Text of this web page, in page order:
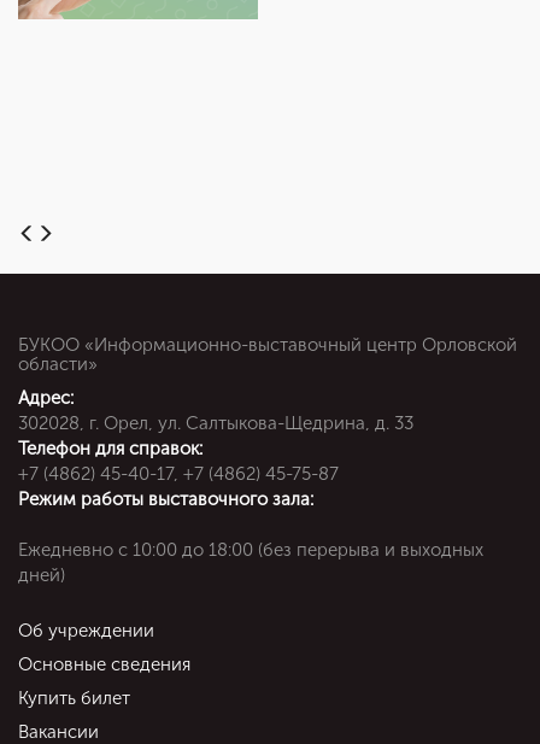
БУКОО «Информационно-выставочный центр Орловской
области»
Адрес:
302028, г. Орел, ул. Салтыкова-Щедрина, д. 33
Телефон для справок:
+7 (4862) 45-40-17, +7 (4862) 45-75-87
Режим работы выставочного зала:
Ежедневно c 10:00 до 18:00 (без перерыва и выходных
дней)
Об учреждении
Основные сведения
Купить билет
Вакансии